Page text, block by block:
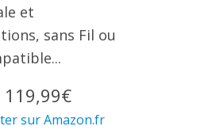
et
sans Fil ou
119,99€
sur Amazon.fr